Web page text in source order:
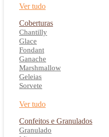
Ver tudo
Coberturas
Chantilly
Glace
Fondant
Ganache
Marshmallow
Geleias
Sorvete
Ver tudo
Confeitos e Granulados
Granulado